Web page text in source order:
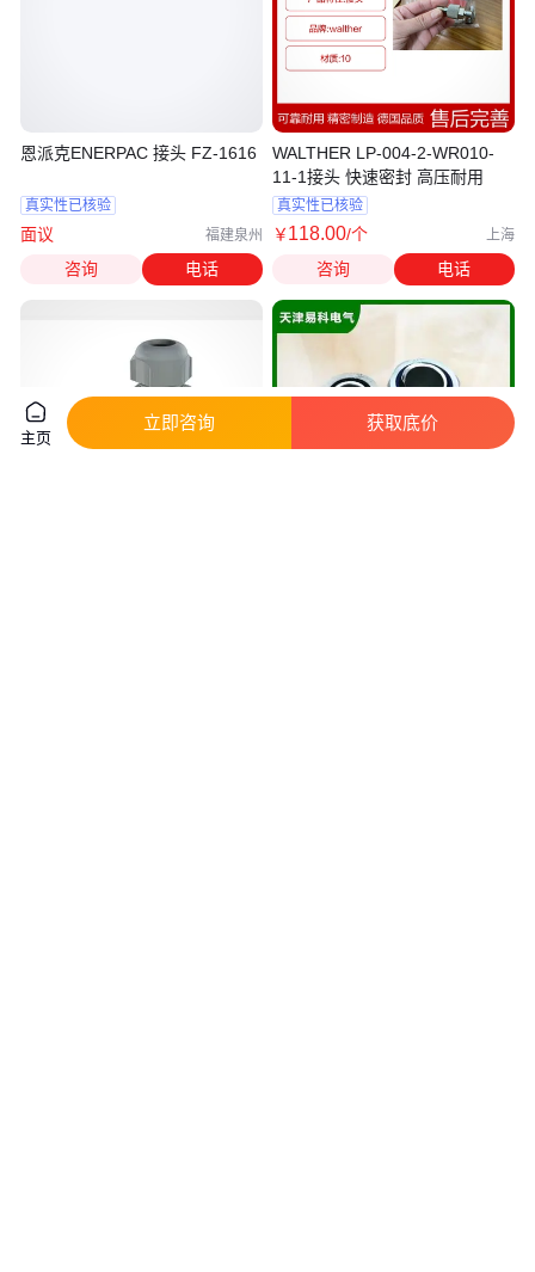
恩派克ENERPAC 接头 FZ-1616
真实性已核验
面议 福建泉州
咨询 电话
WALTHER LP-004-2-WR010-
11-1接头 快速密封 高压耐用
真实性已核验
￥118.00/个 上海
咨询 电话
主页
立即咨询 获取底价